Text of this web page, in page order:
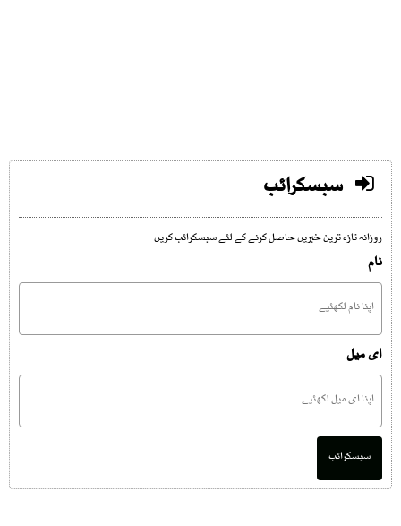
سبسکرائب
روزانہ تازہ ترین خبریں حاصل کرنے کے لئے سبسکرائب کریں
نام
ای میل
سبسکرائب